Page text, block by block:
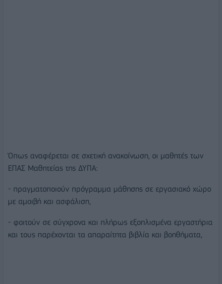
Όπως αναφέρεται σε σχετική ανακοίνωση, οι μαθητές των
ΕΠΑΣ Μαθητείας της ΔΥΠΑ:
- πραγματοποιούν πρόγραμμα μάθησης σε εργασιακό χώρο
με αμοιβή και ασφάλιση,
- φοιτούν σε σύγχρονα και πλήρως εξοπλισμένα εργαστήρια
και τους παρέχονται τα απαραίτητα βιβλία και βοηθήματα,